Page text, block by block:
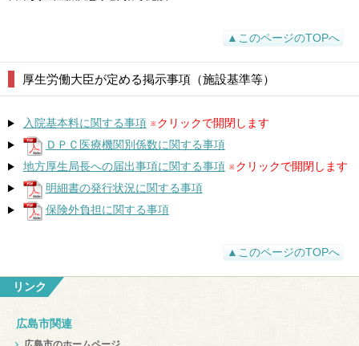
▲このページのTOPへ
厚生労働大臣が定める掲示事項（施設基準等）
入院基本料に関する事項 ※クリックで開閉します
ＤＰＣ医療機関別係数に関する事項
地方厚生局⾧への届出事項に関する事項 ※クリックで開閉します
明細書の発行状況に関する事項
保険外負担に関する事項
▲このページのTOPへ
リンク
広島市関連